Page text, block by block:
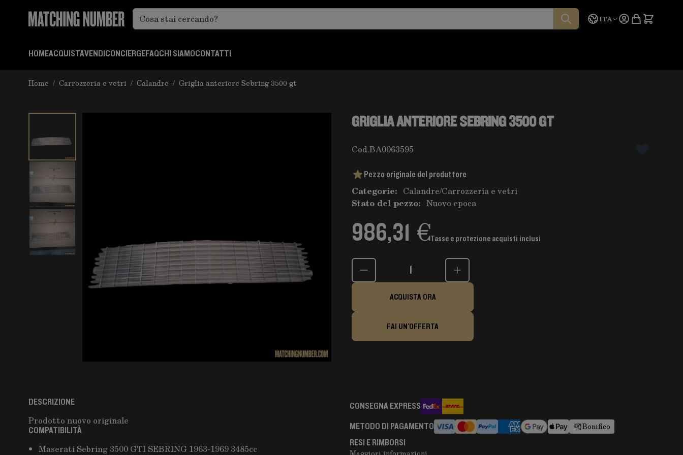
Lingua
ITA Preventivo
HOMEACQUISTAVENDICONCIERGEFAQCHI SIAMOCONTATTI
Home / Carrozzeria e vetri / Calandre / Griglia anteriore Sebring 3500 gt
GRIGLIA ANTERIORE SEBRING 3500 GT
Cod.BA0063595
Pezzo originale del produttore
Categorie: Calandre/Carrozzeria e vetri
Stato del pezzo: Nuovo epoca
986,31 €Tasse e protezione acquisti inclusi
Quantità
ACQUISTA ORA
FAI UN'OFFERTA
DESCRIZIONE
Prodotto nuovo originale
COMPATIBILITÀ
Maserati Sebring 3500 GTI SEBRING 1963-1969 3485cc
CONSEGNA EXPRESS
METODO DI PAGAMENTO
Bonifico
RESI E RIMBORSI